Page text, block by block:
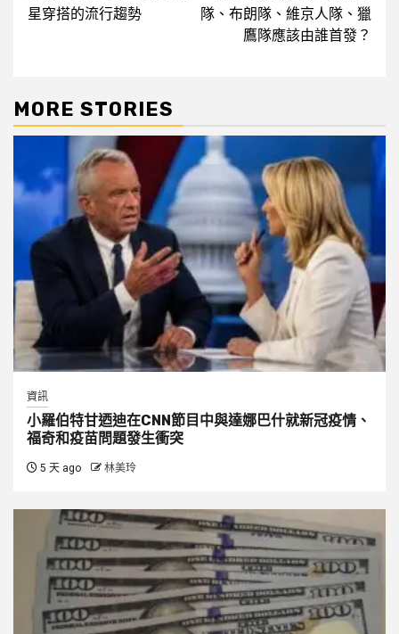
星穿搭的流行趨勢
隊、布朗隊、維京人隊、獵
鷹隊應該由誰首發？
MORE STORIES
資訊
小羅伯特甘迺迪在CNN節目中與達娜巴什就新冠疫情、
福奇和疫苗問題發生衝突
5 天 ago 林美玲